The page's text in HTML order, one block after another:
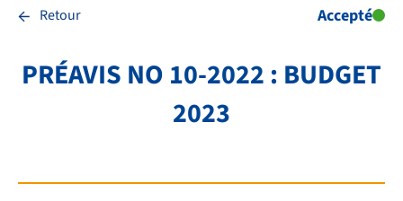
← Retour Accepté
PRÉAVIS NO 10-2022 : BUDGET
2023